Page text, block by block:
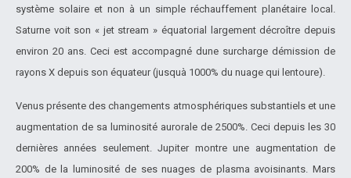
système solaire et non à un simple réchauffement planétaire local.
Saturne voit son « jet stream » équatorial largement décroître depuis
environ 20 ans. Ceci est accompagné dune surcharge démission de
rayons X depuis son équateur (jusquà 1000% du nuage qui lentoure).
Venus présente des changements atmosphériques substantiels et une
augmentation de sa luminosité aurorale de 2500%. Ceci depuis les 30
dernières années seulement. Jupiter montre une augmentation de
200% de la luminosité de ses nuages de plasma avoisinants. Mars